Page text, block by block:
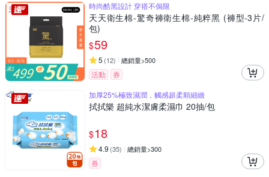
時尚酷黑設計 穿搭不侷限
天天衛生棉-驚奇褲衛生棉-純粹黑 (褲型-3片/
包)
$59
5 (12) 總銷量>500
活動
券
加厚25%極致濕潤，觸感超柔順細緻
拭拭樂 超純水潔膚柔濕巾 20抽/包
$18
4.9 (35) 總銷量>300
券